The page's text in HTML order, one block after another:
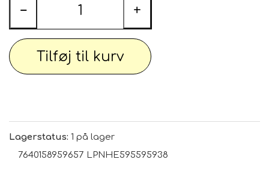
− +
Tilføj til kurv
Lagerstatus: 1 på lager
7640158959657 LPNHE595595938